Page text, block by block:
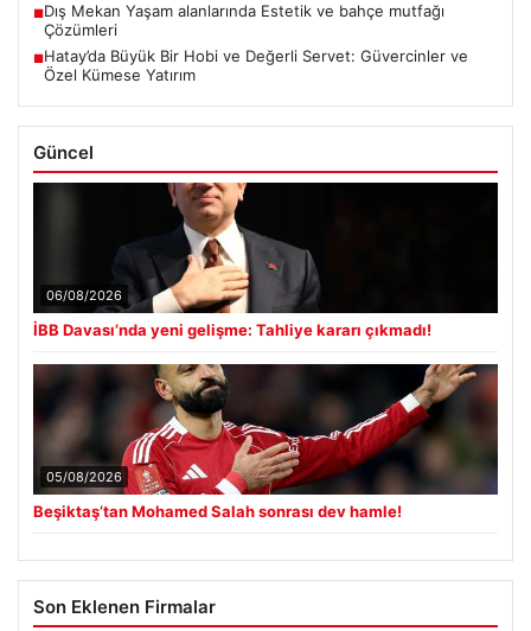
■Dış Mekan Yaşam alanlarında Estetik ve bahçe mutfağı
Çözümleri
■Hatay’da Büyük Bir Hobi ve Değerli Servet: Güvercinler ve
Özel Kümese Yatırım
Güncel
06/08/2026
İBB Davası’nda yeni gelişme: Tahliye kararı çıkmadı!
05/08/2026
Beşiktaş’tan Mohamed Salah sonrası dev hamle!
Son Eklenen Firmalar